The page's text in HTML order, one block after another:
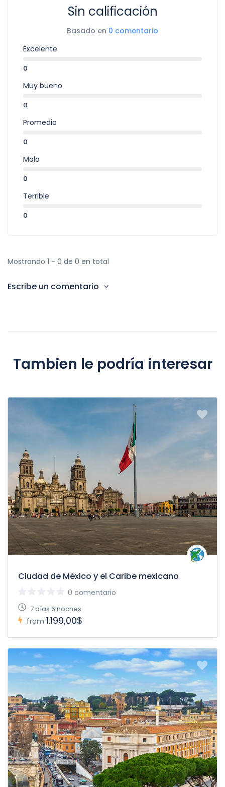
Sin calificación
Basado en 0 comentario
Excelente
0
Muy bueno
0
Promedio
0
Malo
0
Terrible
0
Mostrando 1 - 0 de 0 en total
Escribe un comentario
Tambien le podría interesar
Ciudad de México y el Caribe mexicano
0 comentario
7 días 6 noches
from 1.199,00$